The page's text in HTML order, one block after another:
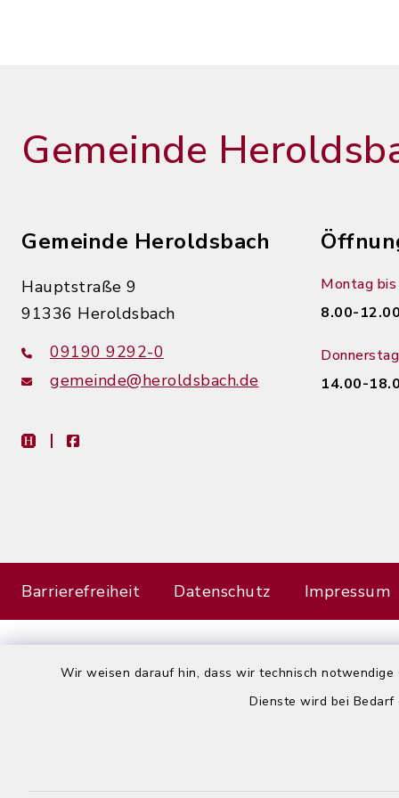
Wir weisen darauf hin, dass wir technisch
Dienste wird bei
Gemeinde
Gemeinde Heroldsbach
Hauptstraße 9
91336 Heroldsbach
09190 9292-0
gemeinde@heroldsbach.de
heimat-infofacebook
Montag
8.00-
14.00-
Barrierefreiheit Datenschutz Impressum